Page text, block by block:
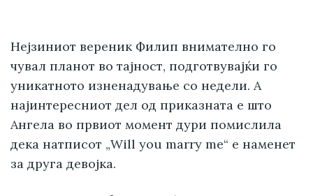
Нејзиниот вереник Филип внимателно го
чувал планот во тајност, подготвувајќи го
уникатното изненадување со недели. А
најинтересниот дел од приказната е што
Ангела во првиот момент дури помислила
дека натписот „Will you marry me“ е наменет
за друга девојка.